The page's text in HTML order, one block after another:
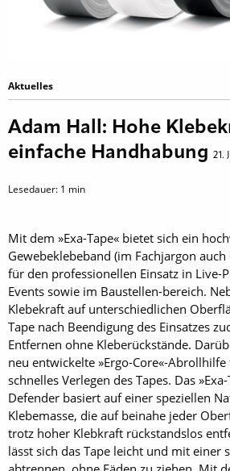
Aktuelles
Adam Hall: Hohe
einfache Handhabung 21.
Lesedauer: 1 min
Mit dem »Exa-Tape« bietet sich ein
Gewebeklebeband (im Fachjargon
für den professionellen Einsatz in Live-
Events sowie im Baustellen-bereich.
Klebekraft auf unterschiedlichen
Tape nach Beendigung des Einsatzes
Entfernen ohne Kleberückstände.
neu entwickelte »Ergo-Core«-
schnelles Verlegen des Tapes. Das
Defender basiert auf einer speziellen
Klebemasse, die auf beinahe jeder
trotz hoher Klebkraft rückstandslos
lässt sich das Tape leicht und mit einer